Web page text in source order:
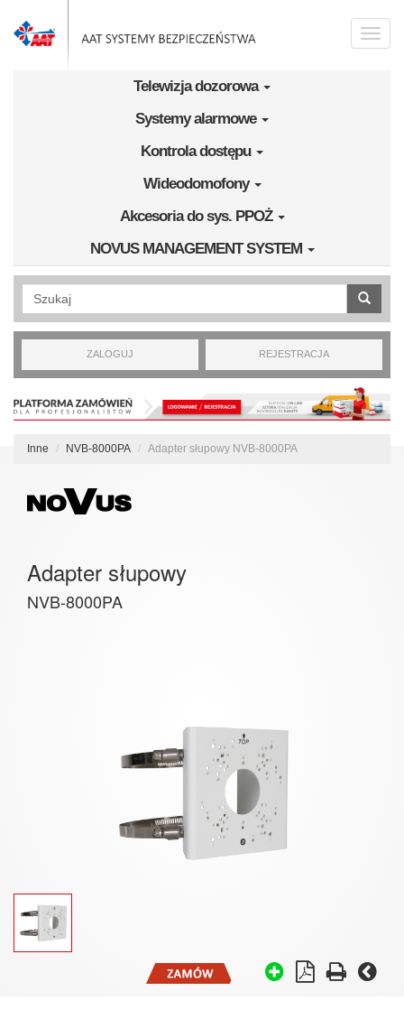
Toggle
Telewizja dozorowa
Systemy alarmowe
Kontrola dostępu
Wideodomofony
Akcesoria do sys. PPOŻ
NOVUS MANAGEMENT SYSTEM
Wyszukiwanie pełnotekstowe
ZALOGUJ REJESTRACJA
Inne NVB-8000PA Adapter słupowy NVB-8000PA
Adapter słupowy
NVB-8000PA